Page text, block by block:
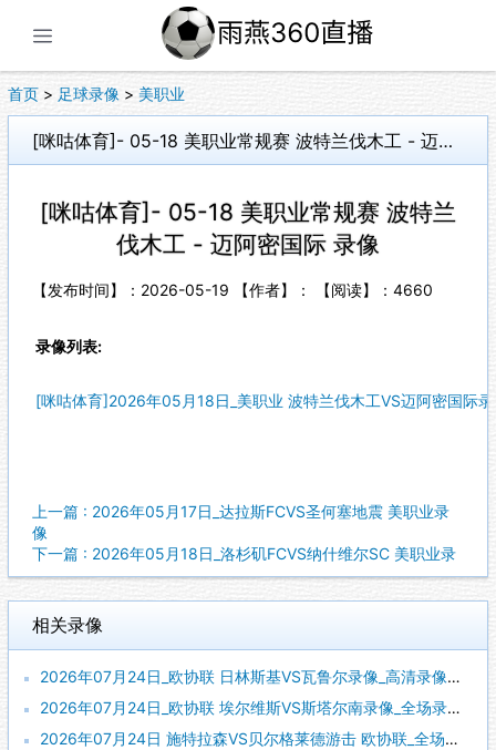
首页 > 足球录像 > 美职业
[咪咕体育]- 05-18 美职业常规赛 波特兰伐木工 - 迈阿密国际 录像
[咪咕体育]- 05-18 美职业常规赛 波特兰
伐木工 - 迈阿密国际 录像
【发布时间】：2026-05-19 【作者】： 【阅读】： 4660
录像列表:
[咪咕体育]2026年05月18日_美职业 波特兰伐木工VS迈阿密国际
上一篇 : 2026年05月17日_达拉斯FCVS圣何塞地震 美职业录
像
下一篇 : 2026年05月18日_洛杉矶FCVS纳什维尔SC 美职业录
相关录像
2026年07月24日_欧协联 日林斯基VS瓦鲁尔录像_高清录像【全场回放】
2026年07月24日_欧协联 埃尔维斯VS斯塔尔南录像_全场录像【全场回放】
2026年07月24日 施特拉森VS贝尔格莱德游击 欧协联_全场录像【全场回放】